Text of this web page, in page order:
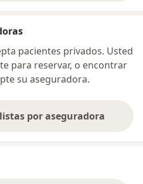
pacientes privados. Usted
para reservar, o encontrar
su aseguradora.
por aseguradora